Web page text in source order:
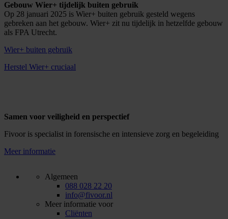
Gebouw Wier+ tijdelijk buiten gebruik
Op 28 januari 2025 is Wier+ buiten gebruik gesteld wegens
gebreken aan het gebouw. Wier+ zit nu tijdelijk in hetzelfde gebouw
als FPA Utrecht.
Wier+ buiten gebruik
Herstel Wier+ cruciaal
Samen voor veiligheid en perspectief
Fivoor is specialist in forensische en intensieve zorg en begeleiding
Meer informatie
Algemeen
088 028 22 20
info@fivoor.nl
Meer informatie voor
Cliënten